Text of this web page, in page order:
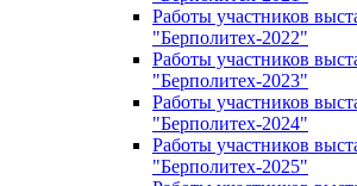
Работы участников
"Берполитех-2022"
Работы участников
"Берполитех-2023"
Работы участников
"Берполитех-2024"
Работы участников
"Берполитех-2025"